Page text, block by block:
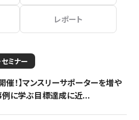
レポート
セミナー
催！】マンスリーサポーターを増や
に学ぶ目標達成に近...